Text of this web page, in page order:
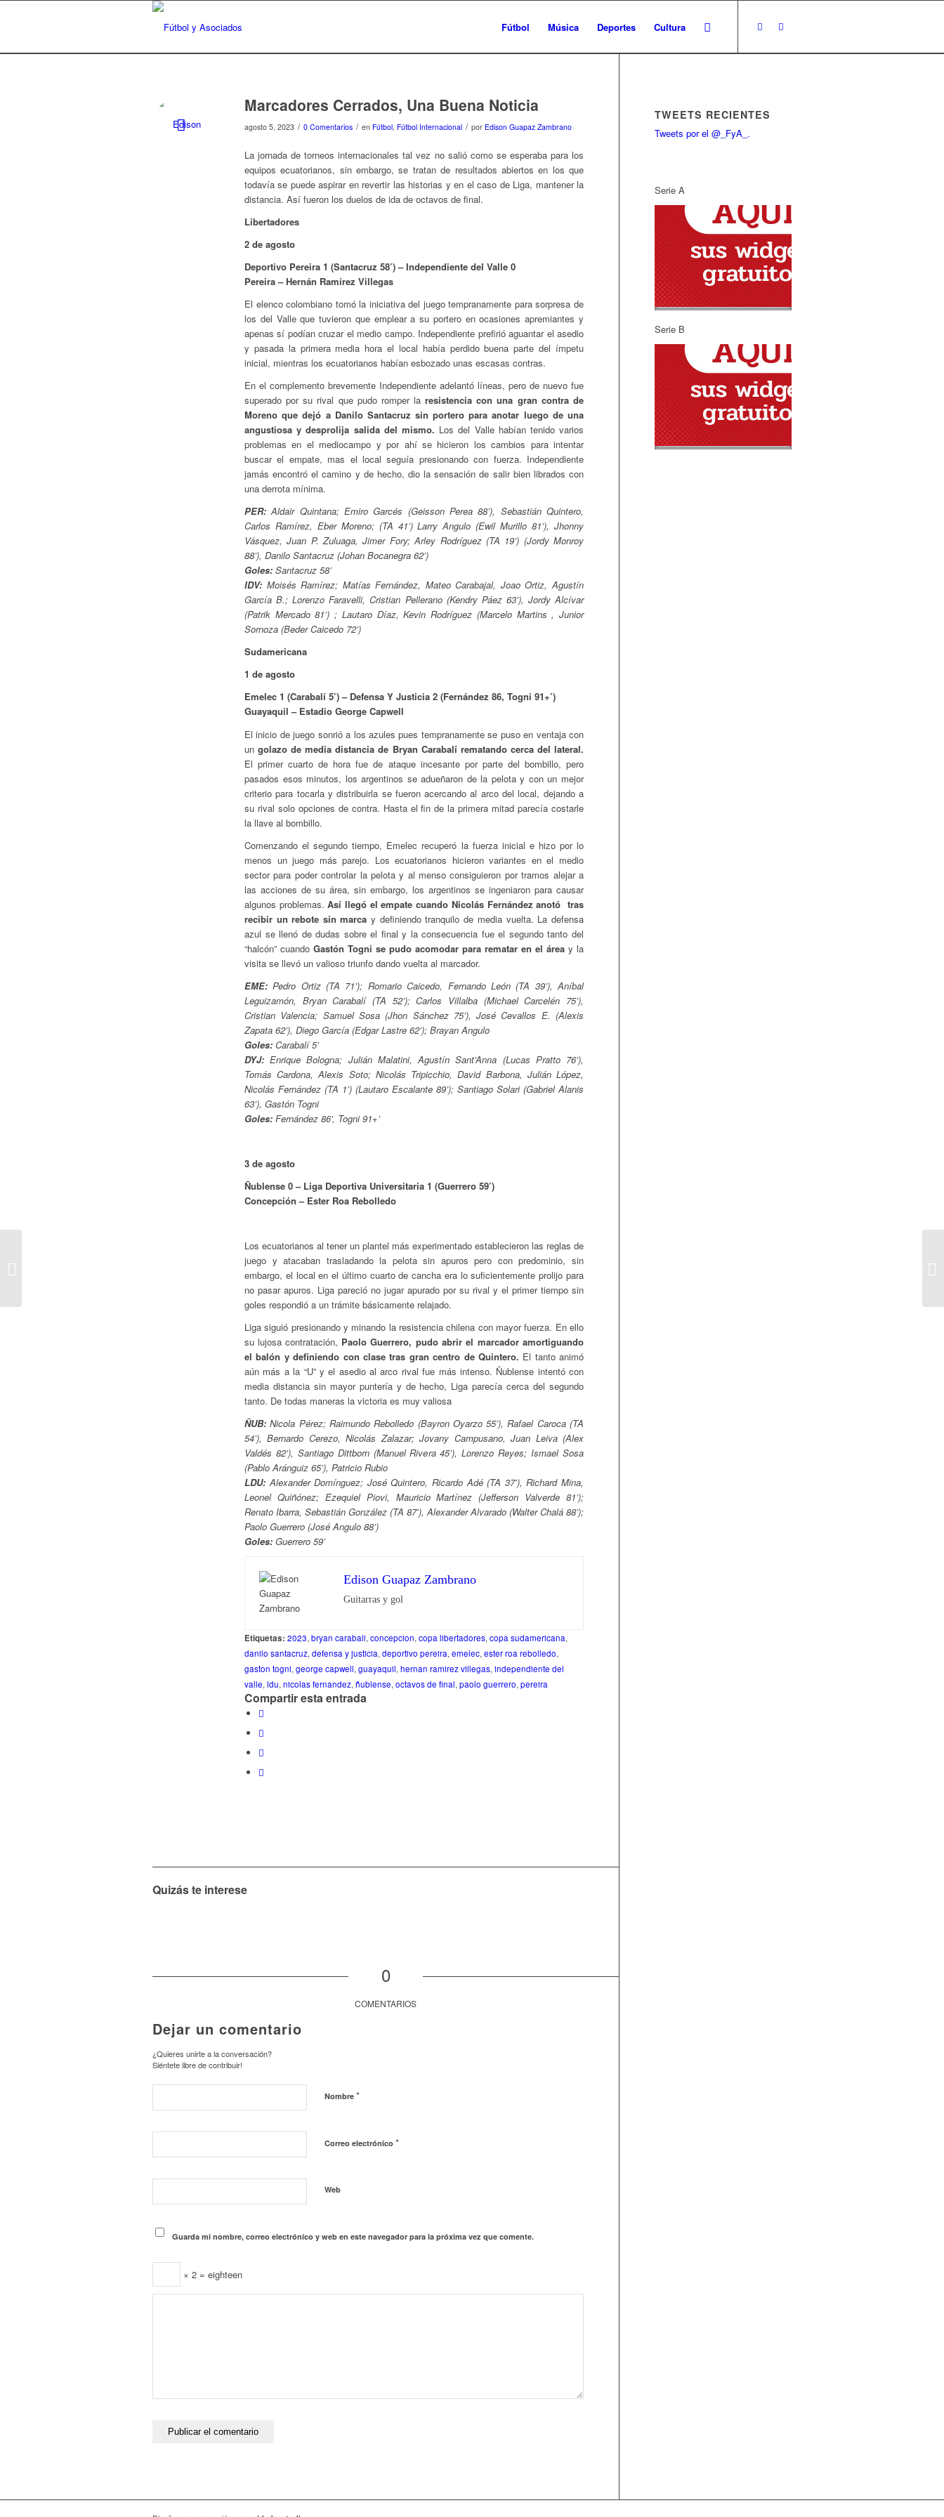
Fútbol Música Deportes Cultura
Marcadores Cerrados, Una Buena Noticia
agosto 5, 2023 / 0 Comentarios / en Fútbol, Fútbol Internacional / por Edison Guapaz Zambrano
La jornada de torneos internacionales tal vez no salió como se esperaba para los
equipos ecuatorianos, sin embargo, se tratan de resultados abiertos en los que
todavía se puede aspirar en revertir las historias y en el caso de Liga, mantener la
distancia. Así fueron los duelos de ida de octavos de final.
Libertadores
2 de agosto
Deportivo Pereira 1 (Santacruz 58’) – Independiente del Valle 0
Pereira – Hernán Ramírez Villegas
El elenco colombiano tomó la iniciativa del juego tempranamente para sorpresa de
los del Valle que tuvieron que emplear a su portero en ocasiones apremiantes y
apenas sí podían cruzar el medio campo. Independiente prefirió aguantar el asedio
y pasada la primera media hora el local había perdido buena parte del ímpetu
inicial, mientras los ecuatorianos habían esbozado unas escasas contras.
En el complemento brevemente Independiente adelantó líneas, pero de nuevo fue
superado por su rival que pudo romper la resistencia con una gran contra de
Moreno que dejó a Danilo Santacruz sin portero para anotar luego de una
angustiosa y desprolija salida del mismo. Los del Valle habían tenido varios
problemas en el mediocampo y por ahí se hicieron los cambios para intentar
buscar el empate, mas el local seguía presionando con fuerza. Independiente
jamás encontró el camino y de hecho, dio la sensación de salir bien librados con
una derrota mínima.
PER: Aldair Quintana; Emiro Garcés (Geisson Perea 88’), Sebastián Quintero,
Carlos Ramírez, Eber Moreno; (TA 41’) Larry Angulo (Ewil Murillo 81’), Jhonny
Vásquez, Juan P. Zuluaga, Jimer Fory; Arley Rodríguez (TA 19’) (Jordy Monroy
88’), Danilo Santacruz (Johan Bocanegra 62’)
Goles: Santacruz 58’
IDV: Moisés Ramírez; Matías Fernández, Mateo Carabajal, Joao Ortiz, Agustín
García B.; Lorenzo Faravelli, Cristian Pellerano (Kendry Páez 63’), Jordy Alcívar
(Patrik Mercado 81’) ; Lautaro Díaz, Kevin Rodríguez (Marcelo Martins , Junior
Sornoza (Beder Caicedo 72’)
Sudamericana
1 de agosto
Emelec 1 (Carabalí 5’) – Defensa Y Justicia 2 (Fernández 86, Togni 91+’)
Guayaquil – Estadio George Capwell
El inicio de juego sonrió a los azules pues tempranamente se puso en ventaja con
un golazo de media distancia de Bryan Carabalí rematando cerca del lateral.
El primer cuarto de hora fue de ataque incesante por parte del bombillo, pero
pasados esos minutos, los argentinos se adueñaron de la pelota y con un mejor
criterio para tocarla y distribuirla se fueron acercando al arco del local, dejando a
su rival solo opciones de contra. Hasta el fin de la primera mitad parecía costarle
la llave al bombillo.
Comenzando el segundo tiempo, Emelec recuperó la fuerza inicial e hizo por lo
menos un juego más parejo. Los ecuatorianos hicieron variantes en el medio
sector para poder controlar la pelota y al menso consiguieron por tramos alejar a
las acciones de su área, sin embargo, los argentinos se ingeniaron para causar
algunos problemas. Así llegó el empate cuando Nicolás Fernández anotó tras
recibir un rebote sin marca y definiendo tranquilo de media vuelta. La defensa
azul se llenó de dudas sobre el final y la consecuencia fue el segundo tanto del
“halcón” cuando Gastón Togni se pudo acomodar para rematar en el área y la
visita se llevó un valioso triunfo dando vuelta al marcador.
EME: Pedro Ortiz (TA 71’); Romario Caicedo, Fernando León (TA 39’), Aníbal
Leguizamón, Bryan Carabalí (TA 52’); Carlos Villalba (Michael Carcelén 75’),
Cristian Valencia; Samuel Sosa (Jhon Sánchez 75’), José Cevallos E. (Alexis
Zapata 62’), Diego García (Edgar Lastre 62’); Brayan Angulo
Goles: Carabalí 5’
DYJ: Enrique Bologna; Julián Malatini, Agustín Sant’Anna (Lucas Pratto 76’),
Tomás Cardona, Alexis Soto; Nicolás Tripicchio, David Barbona, Julián López,
Nicolás Fernández (TA 1’) (Lautaro Escalante 89’); Santiago Solari (Gabriel Alanis
63’), Gastón Togni
Goles: Fernández 86’, Togni 91+’
3 de agosto
Ñublense 0 – Liga Deportiva Universitaria 1 (Guerrero 59’)
Concepción – Ester Roa Rebolledo
Los ecuatorianos al tener un plantel más experimentado establecieron las reglas de
juego y atacaban trasladando la pelota sin apuros pero con predominio, sin
embargo, el local en el último cuarto de cancha era lo suficientemente prolijo para
no pasar apuros. Liga pareció no jugar apurado por su rival y el primer tiempo sin
goles respondió a un trámite básicamente relajado.
Liga siguió presionando y minando la resistencia chilena con mayor fuerza. En ello
su lujosa contratación, Paolo Guerrero, pudo abrir el marcador amortiguando
el balón y definiendo con clase tras gran centro de Quintero. El tanto animó
aún más a la “U” y el asedio al arco rival fue más intenso. Ñublense intentó con
media distancia sin mayor puntería y de hecho, Liga parecía cerca del segundo
tanto. De todas maneras la victoria es muy valiosa
ÑUB: Nicola Pérez; Raimundo Rebolledo (Bayron Oyarzo 55’), Rafael Caroca (TA
54’), Bernardo Cerezo, Nicolás Zalazar; Jovany Campusano, Juan Leiva (Alex
Valdés 82’), Santiago Dittborn (Manuel Rivera 45’), Lorenzo Reyes; Ismael Sosa
(Pablo Aránguiz 65’), Patricio Rubio
LDU: Alexander Domínguez; José Quintero, Ricardo Adé (TA 37’), Richard Mina,
Leonel Quiñónez; Ezequiel Piovi, Mauricio Martínez (Jefferson Valverde 81’);
Renato Ibarra, Sebastián González (TA 87’), Alexander Alvarado (Walter Chalá 88’);
Paolo Guerrero (José Angulo 88’)
Goles: Guerrero 59’
Edison Guapaz Zambrano
Guitarras y gol
Etiquetas: 2023, bryan carabali, concepcion, copa libertadores, copa sudamericana,
danilo santacruz, defensa y justicia, deportivo pereira, emelec, ester roa rebolledo,
gaston togni, george capwell, guayaquil, hernan ramirez villegas, independiente del
valle, ldu, nicolas fernandez, ñublense, octavos de final, paolo guerrero, pereira
Compartir esta entrada
Quizás te interese
0
COMENTARIOS
Dejar un comentario
¿Quieres unirte a la conversación?
Siéntete libre de contribuir!
Nombre *
Correo electrónico *
Web
Guarda mi nombre, correo electrónico y web en este navegador para la próxima vez que comente.
× 2 = eighteen
TWEETS RECIENTES
Tweets por el @_FyA_.
Serie A
Serie B